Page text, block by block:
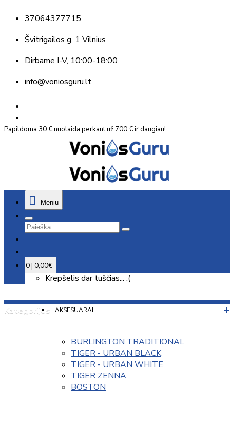
37064377715
Švitrigailos g. 1 Vilnius
Dirbame I-V, 10:00-18:00
info@voniosguru.lt
Papildoma 30 € nuolaida perkant už 700 € ir daugiau!
Meniu
0 | 0,00€
Krepšelis dar tuščias... :(
Kategorijos AKSESUARAI
BURLINGTON TRADITIONAL
TIGER - URBAN BLACK
TIGER - URBAN WHITE
TIGER ZENNA
BOSTON